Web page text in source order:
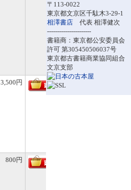
〒113-0022
東京都文京区千駄木3-29-1
相澤書店 代表 相澤健次
----------------------
書籍商：東京都公安委員会
許可 第305450506037号
東京都古書籍商業協同組合
文京支部
3,500円
800円